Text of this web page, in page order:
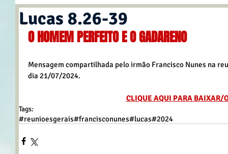
Lucas 8.26-39
O HOMEM PERFEITO E O GADARENO
Mensagem compartilhada pelo irmão Francisco Nunes na
dia 21/07/2024.
CLIQUE AQUI PARA BAIXAR/
Tags:
#reunioesgerais#francisconunes#lucas#2024